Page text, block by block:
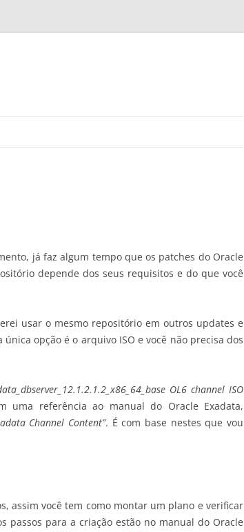
já faz algum tempo que os patches do Oracle
depende dos seus requisitos e do que você
usar o mesmo repositório em outros updates e
opção é o arquivo ISO e você não precisa dos
OL6 channel ISO
uma referência ao manual do Oracle Exadata,
Channel Content”. É com base nestes que vou
assim você tem como montar um plano e verificar
passos para a criação estão no manual do Oracle